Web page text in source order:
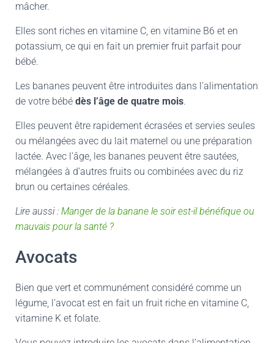
mâcher.
Elles sont riches en vitamine C, en vitamine B6 et en
potassium, ce qui en fait un premier fruit parfait pour
bébé.
Les bananes peuvent être introduites dans l’alimentation
de votre bébé dès l’âge de quatre mois.
Elles peuvent être rapidement écrasées et servies seules
ou mélangées avec du lait maternel ou une préparation
lactée. Avec l’âge, les bananes peuvent être sautées,
mélangées à d’autres fruits ou combinées avec du riz
brun ou certaines céréales.
Lire aussi : Manger de la banane le soir est-il bénéfique ou
mauvais pour la santé ?
Avocats
Bien que vert et communément considéré comme un
légume, l’avocat est en fait un fruit riche en vitamine C,
vitamine K et folate.